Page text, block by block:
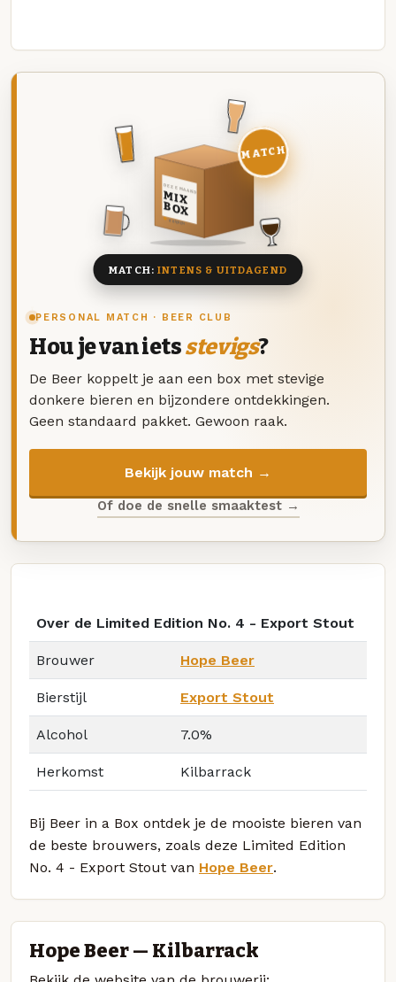
PERSONAL MATCH · BEER CLUB
Hou je van ietsstevigs?
De Beer koppelt je aan een box met stevige
donkere bieren en bijzondere ontdekkingen.
Geen standaard pakket. Gewoon raak.
Bekijk jouw match →
Of doe de snelle smaaktest →
DEZE MAAND
MIX
BOX
8 BIEREN
MATCH
MATCH:INTENS & UITDAGEND
Over de Limited Edition No. 4 - Export Stout
Brouwer Hope Beer
Bierstijl Export Stout
Alcohol 7.0%
Herkomst Kilbarrack
Bij Beer in a Box ontdek je de mooiste bieren van
de beste brouwers, zoals deze Limited Edition
No. 4 - Export Stout van Hope Beer.
Hope Beer — Kilbarrack